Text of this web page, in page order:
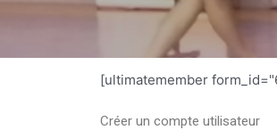
[ultimatemember
Créer un compte utilisateur